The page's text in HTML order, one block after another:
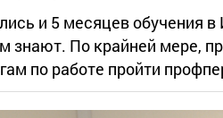
и 5 месяцев обучения
знают. По крайней мере,
по работе пройти